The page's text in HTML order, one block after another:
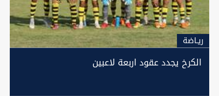
ريـاضة
الكرخ يجدد عقود اربعة لاعبين